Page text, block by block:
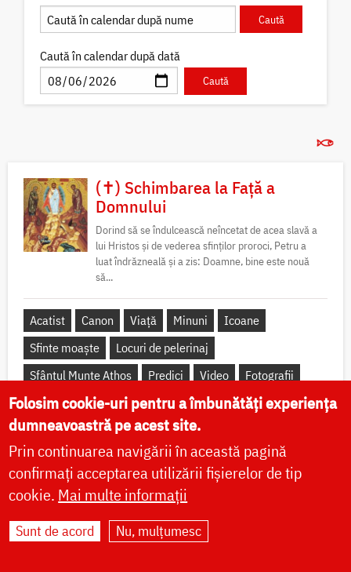
Caută în calendar după dată
(✝) Schimbarea la Față a
Domnului
Dorind să se îndulcească neîncetat de acea slavă a
lui Hristos și de vederea sfinților proroci, Petru a
luat îndrăzneală și a zis: Doamne, bine este nouă
să...
Acatist Canon Viață Minuni
Icoane
Sfinte moaște
Locuri de pelerinaj
Sfântul Munte Athos
Predici Video Fotografii
Apostolul zilei
alegerea voastră, de vreme ce, făcând acestea, nu veți greși
niciodată. Că așa vi se va da cu bogăție...
Folosim cookie-uri pentru a îmbunătăți experiența
dumneavoastră pe acest site.
Prin continuarea navigării în această pagină
confirmați acceptarea utilizării fișierelor de tip
cookie. Mai multe informații
Sunt de acord Nu, mulțumesc